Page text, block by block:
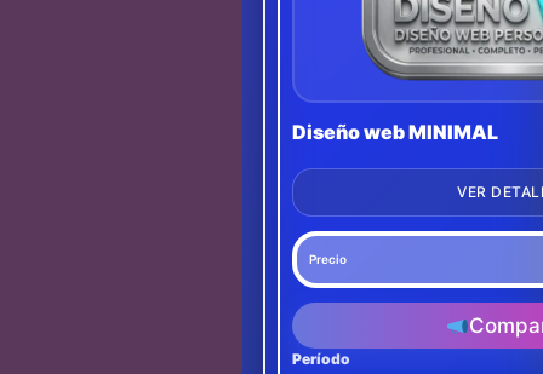
Diseño web MINIMAL
VER
Precio
Período